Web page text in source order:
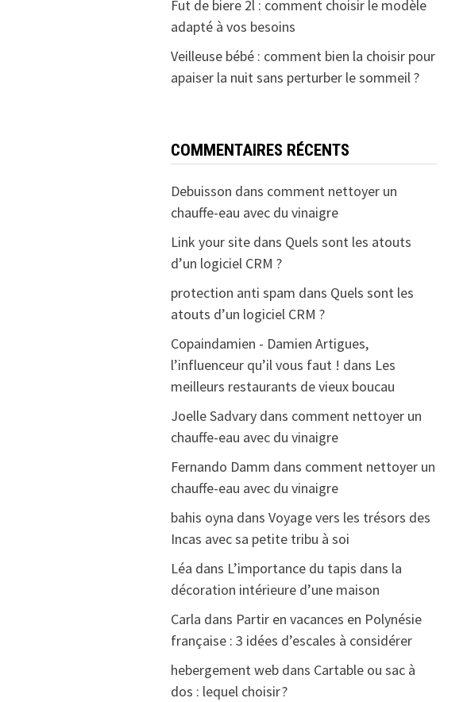
Fut de biere 2l : comment choisir le modèle
adapté à vos besoins
Veilleuse bébé : comment bien la choisir pour
apaiser la nuit sans perturber le sommeil ?
COMMENTAIRES RÉCENTS
Debuisson dans comment nettoyer un
chauffe-eau avec du vinaigre
Link your sitedans Quels sont les atouts
d’un logiciel CRM ?
protection anti spam dans Quels sont les
atouts d’un logiciel CRM ?
Copaindamien - Damien Artigues,
l’influenceur qu’il vous faut ! dans Les
meilleurs restaurants de vieux boucau
Joelle Sadvarydans comment nettoyer un
chauffe-eau avec du vinaigre
Fernando Damm dans comment nettoyer un
chauffe-eau avec du vinaigre
bahis oyna dans Voyage vers les trésors des
Incas avec sa petite tribu à soi
Léa dans L’importance du tapis dans la
décoration intérieure d’une maison
Carla dans Partir en vacances en Polynésie
française : 3 idées d’escales à considérer
hebergement webdans Cartable ou sac à
dos : lequel choisir ?